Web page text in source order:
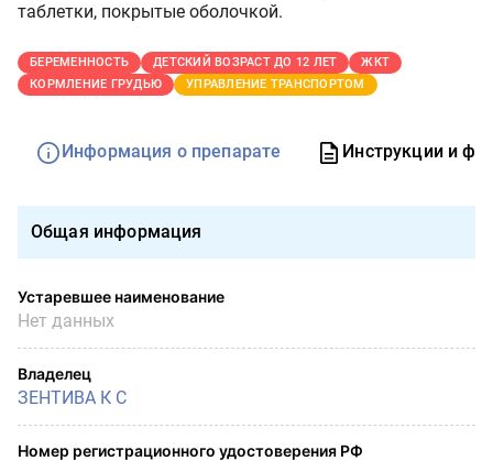
таблетки, покрытые оболочкой.
БЕРЕМЕННОСТЬ ДЕТСКИЙ ВОЗРАСТ ДО 12 ЛЕТ
ЖКТ
КОРМЛЕНИЕ ГРУДЬЮ
УПРАВЛЕНИЕ ТРАНСПОРТОМ
Информация о препарате Инструкции и
Общая информация
Устаревшее наименование
Нет данных
Владелец
ЗЕНТИВА К С
Номер регистрационного удостоверения РФ